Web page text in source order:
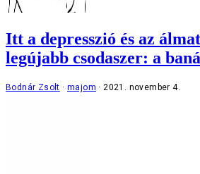
Itt a depresszió és az
legújabb csodaszer: a
Bodnár Zsolt majom 2021. november 4.